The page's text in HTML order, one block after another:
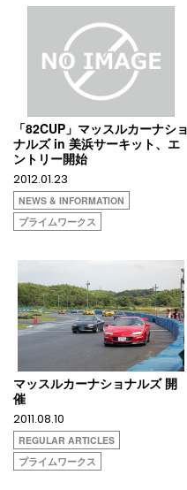
「82CUP」マッスルカーナショ
ナルズ in 美浜サーキット、エ
ントリー開始
2012.01.23
NEWS & INFORMATION
プライムワークス
マッスルカーナショナルズ 開
催
2011.08.10
REGULAR ARTICLES
プライムワークス